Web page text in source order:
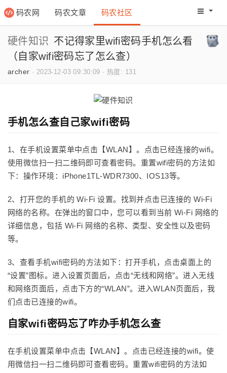
码农网 码农文章 码农社区 码农网
硬件知识 不记得家里wifi密码手机怎么看
（自家wifi密码忘了怎么查）
archer · 2023-12-03 09:30:09 · 热度: 131
手机怎么查自己家wifi密码
1、在手机设置菜单中点击【WLAN】。点击已经连接的wifi。
使用微信扫一扫二维码即可查看密码。重置wifi密码的方法如
下：操作环境：iPhone1TL-WDR7300、IOS13等。
2、打开您的手机的 Wi-Fi 设置。找到并点击已连接的 Wi-Fi
网络的名称。在弹出的窗口中，您可以看到当前 Wi-Fi 网络的
详细信息，包括 Wi-Fi 网络的名称、类型、安全性以及密码
等。
3、查看手机wifi密码的方法如下：打开手机，点击桌面上的
“设置”图标。进入设置页面后，点击“无线和网络”。进入无线
和网络页面后，点击下方的“WLAN”。进入WLAN页面后，我
们点击已连接的wifi。
自家wifi密码忘了咋办手机怎么查
在手机设置菜单中点击【WLAN】。点击已经连接的wifi。使
用微信扫一扫二维码即可查看密码。重置wifi密码的方法如